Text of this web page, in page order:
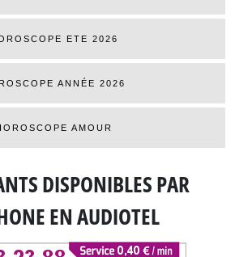
ETE 2026
ANNÉE 2026
AMOUR
DISPONIBLESPAR
EN AUDIOTEL